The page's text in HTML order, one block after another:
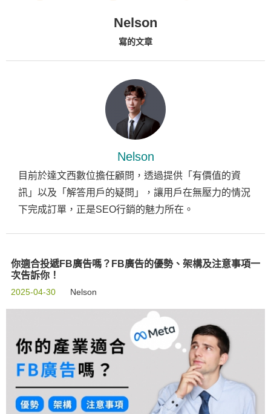
Nelson
寫的文章
Nelson
目前於達文西數位擔任顧問，透過提供「有價值的資
訊」以及「解答用戶的疑問」，讓用戶在無壓力的情況
下完成訂單，正是SEO行銷的魅力所在。
你適合投遞FB廣告嗎？FB廣告的優勢、架構及注意事項一
次告訴你！
2025-04-30 Nelson